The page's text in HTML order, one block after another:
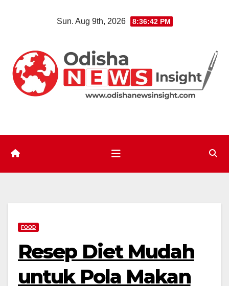
Sun. Aug 9th, 2026 8:36:43 PM
FOOD
Resep Diet Mudah
untuk Pola Makan